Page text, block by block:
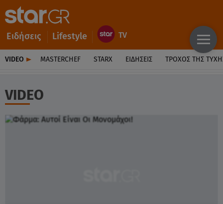
Ειδήσεις Lifestyle
VIDEO MASTERCHEF STARX ΕΙΔΉΣΕΙΣ ΤΡΟΧΌΣ ΤΗΣ
VIDEO